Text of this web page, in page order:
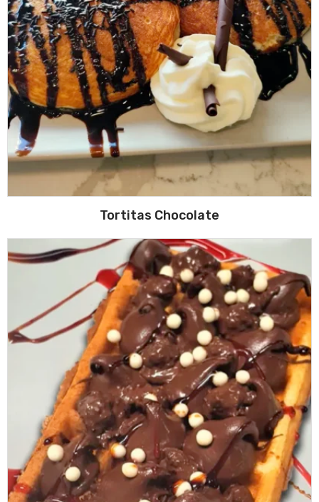
Tortitas Chocolate